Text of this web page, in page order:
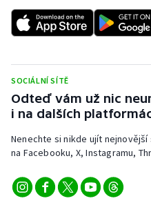
Plavání
Ragby
Rychlobruslení
Rychlostní kanoistika
Short track
SOCIÁLNÍ SÍTĚ
Odteď vám už nic
i na dalších
Nenechte si nikde ujít
na Facebooku, X, Instagramu,